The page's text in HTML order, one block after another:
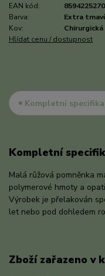
EAN kód:
Barva:
Extra
Kov:
Hlídat cenu / dostupnost
Kompletní
Kompletní
Malá růžová pomněnka
polymerové hmoty a
Výrobek je přelakován
let nebo pod dohledem
Zboží zařazeno v